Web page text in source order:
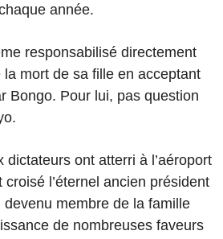
année.
responsabilisé directement
mort de sa fille en acceptant
Bongo. Pour lui, pas question
dictateurs ont atterri à l’aéroport
croisé l’éternel ancien président
membre de la famille
de nombreuses faveurs